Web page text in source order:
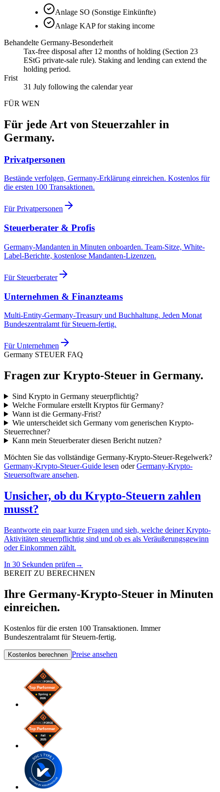
Anlage SO (Sonstige Einkünfte)
Anlage KAP for staking income
Behandelte Germany-Besonderheit
Tax-free disposal after 12 months of holding (Section 23
EStG private-sale rule). Staking and lending can extend the
holding period.
Frist
31 July following the calendar year
FÜR WEN
Für jede Art von Steuerzahler in
Germany.
Privatpersonen
Bestände verfolgen, Germany-Erklärung einreichen. Kostenlos für
die ersten 100 Transaktionen.
Für Privatpersonen
Steuerberater & Profis
Germany-Mandanten in Minuten onboarden. Team-Sitze, White-
Label-Berichte, kostenlose Mandanten-Lizenzen.
Für Steuerberater
Unternehmen & Finanzteams
Multi-Entity-Germany-Treasury und Buchhaltung. Jeden Monat
Bundeszentralamt für Steuern-fertig.
Für Unternehmen
Germany STEUER FAQ
Fragen zur Krypto-Steuer in Germany.
Sind Krypto in Germany steuerpflichtig?
Welche Formulare erstellt Kryptos für Germany?
Wann ist die Germany-Frist?
Wie unterscheidet sich Germany vom generischen Krypto-
Steuerrechner?
Kann mein Steuerberater diesen Bericht nutzen?
Möchten Sie das vollständige Germany-Krypto-Steuer-Regelwerk?
Germany-Krypto-Steuer-Guide lesen oder Germany-Krypto-
Steuersoftware ansehen.
Unsicher, ob du Krypto-Steuern zahlen
musst?
Beantworte ein paar kurze Fragen und sieh, welche deiner Krypto-
Aktivitäten steuerpflichtig sind und ob es als Veräußerungsgewinn
oder Einkommen zählt.
In 30 Sekunden prüfen →
BEREIT ZU BERECHNEN
Ihre Germany-Krypto-Steuer in Minuten
einreichen.
Kostenlos für die ersten 100 Transaktionen. Immer
Bundeszentralamt für Steuern-fertig.
Kostenlos berechnen Preise ansehen